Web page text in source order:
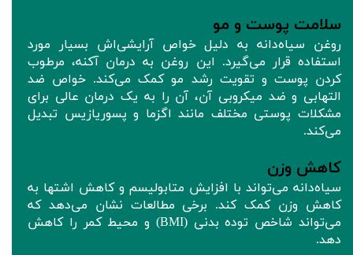
سلامت پوست و مو
روغن سیاه‌دانه به دلیل خواص آرایشی‌اش بسیار مورد
استفاده قرار می‌گیرد. این روغن به درمان آکنه، مرطوب
کردن پوست و تقویت رشد مو کمک می‌کند. خواص ضد
التهابی و ضد میکروبی آن، آن را به یک درمان عالی برای
مشکلات پوستی مختلف مانند اگزما و پسوریازیس تبدیل
می‌کند.
کاهش وزن
سیاه‌دانه می‌تواند با افزایش متابولیسم و کاهش اشتها به
کاهش وزن کمک کند. برخی مطالعات نشان می‌دهد که
می‌تواند شاخص توده بدنی (BMI) و محیط کمر را کاهش
دهد.